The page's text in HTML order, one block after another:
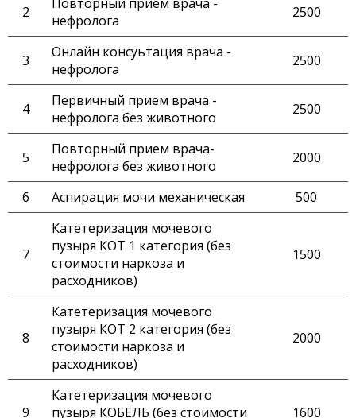
нефролога
2500
Онлайн консуьтация врача -
нефролога
2500
Первичный прием врача -
нефролога без животного
2500
Повторный прием врача-
нефролога без животного
2000
Аспирация мочи механическая
500
Катетеризация мочевого
пузыря КОТ 1 категория (без
стоимости наркоза и
расходников)
1500
Катетеризация мочевого
пузыря КОТ 2 категория (без
стоимости наркоза и
расходников)
2000
Катетеризация мочевого
пузыря КОБЕЛЬ (без стоимости
1600